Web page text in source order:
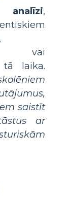
,
vai
laika.
saistīt
ar